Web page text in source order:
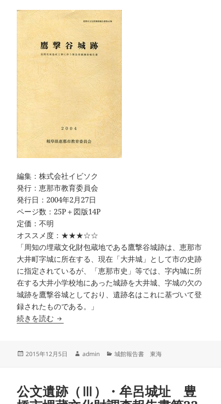
編集：株式会社イビソク
発行：恵那市教育委員会
発行日：2004年2月27日
ページ数：25P＋図版14P
定価：不明
オススメ度：★★★☆☆
「周知の埋蔵文化財包蔵地である鷹撃谷城跡は、恵那市
大井町字城に所在する、現在「大井城」として市の史跡
に指定されているが、「恵那市史」等では、字内城に所
在する大井小学校地にあった城跡を大井城、字城の欠の
城跡を鷹撃谷城としており、遺跡名はこれに基づいて登
録されたものである。」
続きを読む 鷹撃谷城跡 民間宅地造成工事に伴う緊急発掘
投
2015年12月5日
作
admin
カ
ー
城館報告書 東海
公文遺跡（Ⅲ）・牟呂城址 豊